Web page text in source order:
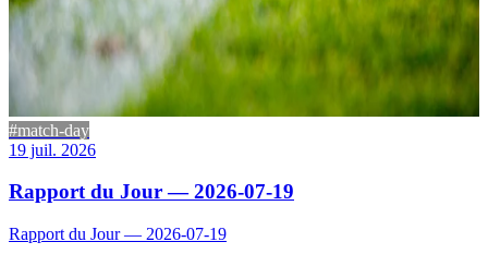
#match-day
19 juil. 2026
Rapport du Jour — 2026-07-19
Rapport du Jour — 2026-07-19